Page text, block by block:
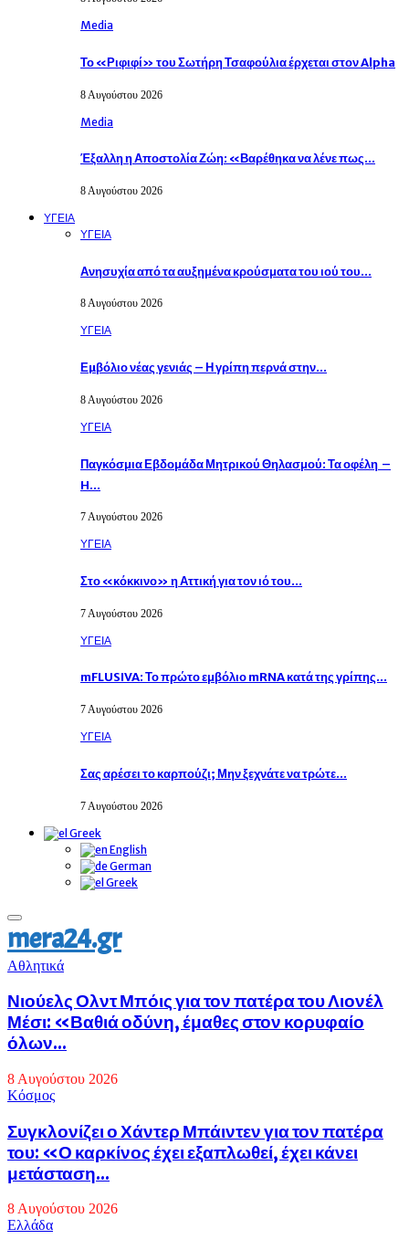
Media
Το «Ριφιφί» του Σωτήρη Τσαφούλια έρχεται στον Alpha
8 Αυγούστου 2026
Media
Έξαλλη η Αποστολία Ζώη: «Βαρέθηκα να λένε πως…
8 Αυγούστου 2026
ΥΓΕΙΑ
ΥΓΕΙΑ
Ανησυχία από τα αυξημένα κρούσματα του ιού του…
8 Αυγούστου 2026
ΥΓΕΙΑ
Εµβόλιο νέας γενιάς – Η γρίπη περνά στην…
8 Αυγούστου 2026
ΥΓΕΙΑ
Παγκόσμια Εβδομάδα Μητρικού Θηλασμού: Τα οφέλη –
H…
7 Αυγούστου 2026
ΥΓΕΙΑ
Στο «κόκκινο» η Αττική για τον ιό του…
7 Αυγούστου 2026
ΥΓΕΙΑ
mFLUSIVA: Το πρώτο εμβόλιο mRNA κατά της γρίπης…
7 Αυγούστου 2026
ΥΓΕΙΑ
Σας αρέσει το καρπούζι; Μην ξεχνάτε να τρώτε…
7 Αυγούστου 2026
Greek
English
German
Greek
Primary
Menu
mera24.gr
Αθλητικά
Νιούελς Ολντ Μπόις για τον πατέρα του Λιονέλ
Μέσι: «Βαθιά οδύνη, έμαθες στον κορυφαίο
όλων...
8 Αυγούστου 2026
Κόσμος
Συγκλονίζει ο Χάντερ Μπάιντεν για τον πατέρα
του: «Ο καρκίνος έχει εξαπλωθεί, έχει κάνει
μετάσταση...
8 Αυγούστου 2026
Eλλάδα